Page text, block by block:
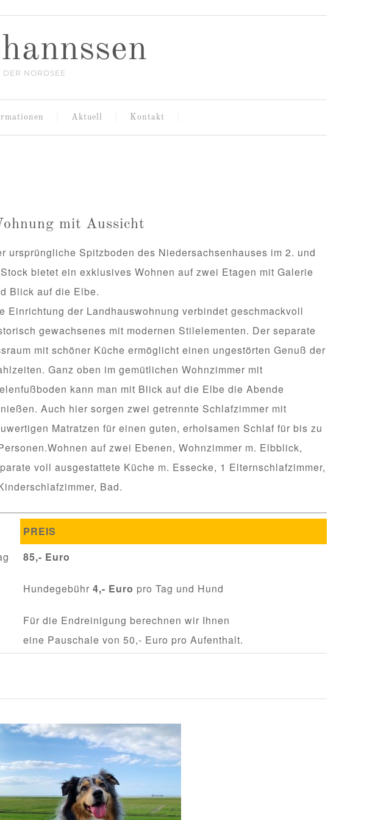
NORDSEE
Aktuell Kontakt
mit Aussicht
ursprüngliche Spitzboden des Niedersachsenhauses im 2. und
bietet ein exklusives Wohnen auf zwei Etagen mit Galerie
Blick auf die Elbe.
Einrichtung der Landhauswohnung verbindet geschmackvoll
gewachsenes mit modernen Stilelementen. Der separate
mit schöner Küche ermöglicht einen ungestörten Genuß der
Ganz oben im gemütlichen Wohnzimmer mit
kann man mit Blick auf die Elbe die Abende
Auch hier sorgen zwei getrennte Schlafzimmer mit
Matratzen für einen guten, erholsamen Schlaf für bis zu
auf zwei Ebenen, Wohnzimmer m. Elbblick,
voll ausgestattete Küche m. Essecke, 1 Elternschlafzimmer,
Bad.
PREIS
85,- Euro
Hundegebühr 4,- Euro pro Tag und Hund
Für die Endreinigung berechnen wir Ihnen
eine Pauschale von 50,- Euro pro Aufenthalt.